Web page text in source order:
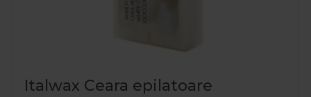
Italwax Ceara epilatoare